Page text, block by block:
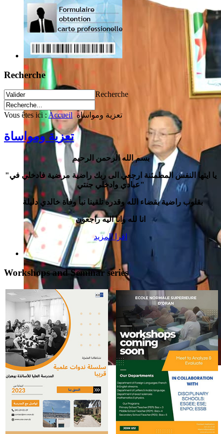
Recherche
Recherche
Vous êtes ici :Accueil تعزية ومواساة
تعزية ومواساة
بسم الله الرحمن الرحيم
"يا ايتها النفس المطمئنة ارجعي الى ربك راضية مرضية فادخلي في
عبادي وادخلي جنتي"
بقلوب راضية بقضاء الله وقدره تلقينا نبأ وفاة خالدي دليلة
انا لله وانا اليه راجعون
اقرا المزيد
Workshops and Seminar series